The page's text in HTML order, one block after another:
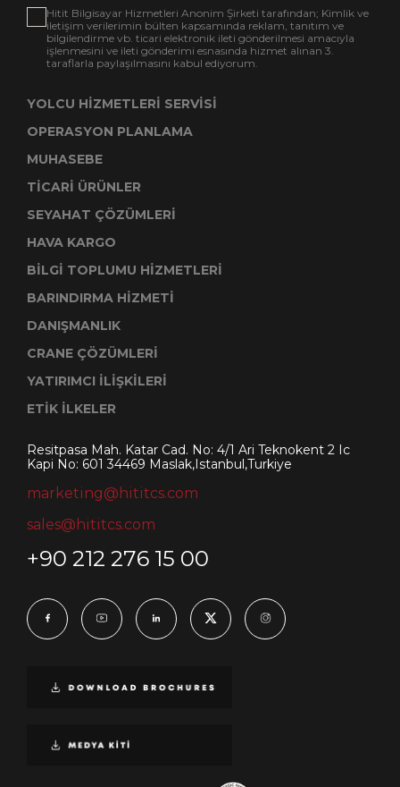
Hitit Bilgisayar Hizmetleri Anonim Şirketi tarafından; Kimlik ve
iletişim verilerimin bülten kapsamında reklam, tanıtım ve
bilgilendirme vb. ticari elektronik ileti gönderilmesi amacıyla
işlenmesini ve ileti gönderimi esnasında hizmet alınan 3.
taraflarla paylaşılmasını kabul ediyorum.
YOLCU HİZMETLERİ SERVİSİ
OPERASYON PLANLAMA
MUHASEBE
TİCARİ ÜRÜNLER
SEYAHAT ÇÖZÜMLERİ
HAVA KARGO
BİLGİ TOPLUMU HİZMETLERİ
BARINDIRMA HİZMETİ
DANIŞMANLIK
CRANE ÇÖZÜMLERİ
YATIRIMCI İLİŞKİLERİ
ETİK İLKELER
Resitpasa Mah. Katar Cad. No: 4/1 Ari Teknokent 2 Ic
Kapi No: 601 34469 Maslak,Istanbul,Turkiye
marketing@hititcs.com
sales@hititcs.com
+90 212 276 15 00